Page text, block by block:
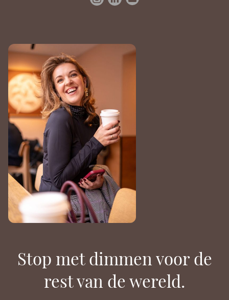
Stop met dimmen voor de
rest van de wereld.